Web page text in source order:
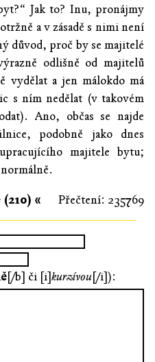
Jak to? Inu, pronájmy
a v zásadě s nimi není
důvod, proč by se majitelé
odlišně od majitelů
a jen málokdo má
s ním nedělat (v takovém
Ano, občas se najde
podobně jako dnes
majitele bytu;
Přečtení: 235769
«
[/b] či [i]kurzívou[/i]):